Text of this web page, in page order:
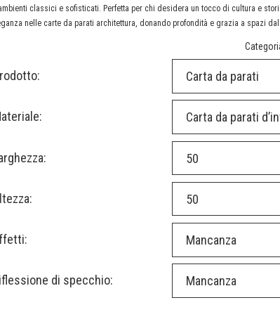
classici e sofisticati. Perfetta per chi desidera un tocco di cultura e
nelle carte da parati architettura, donando profondità e grazia a spazi
Carta da parati
Carta da parati
Mancanza
di specchio: Mancanza